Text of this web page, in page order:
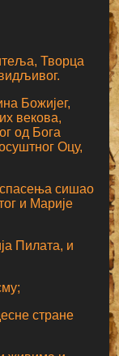
Творца
Божијег,
векова,
од Бога
Оцу,
спасења сишао
и Марије
Пилата, и
стране